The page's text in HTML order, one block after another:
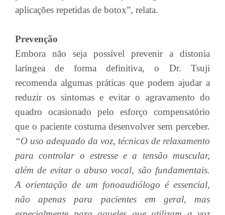
aplicações repetidas de botox”, relata.
Prevenção
Embora não seja possível prevenir a distonia
laríngea de forma definitiva, o Dr. Tsuji
recomenda algumas práticas que podem ajudar a
reduzir os sintomas e evitar o agravamento do
quadro ocasionado pelo esforço compensatório
que o paciente costuma desenvolver sem perceber.
“O uso adequado da voz, técnicas de relaxamento
para controlar o estresse e a tensão muscular,
além de evitar o abuso vocal, são fundamentais.
A orientação de um fonoaudiólogo é essencial,
não apenas para pacientes em geral, mas